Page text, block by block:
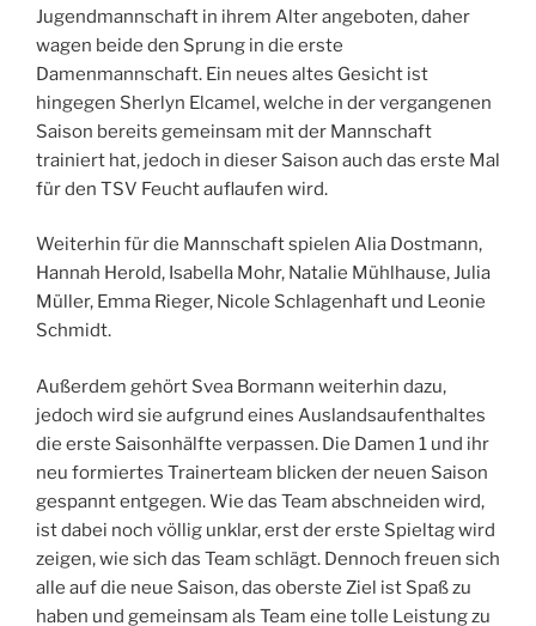
Jugendmannschaft in ihrem Alter angeboten, daher
wagen beide den Sprung in die erste
Damenmannschaft. Ein neues altes Gesicht ist
hingegen Sherlyn Elcamel, welche in der vergangenen
Saison bereits gemeinsam mit der Mannschaft
trainiert hat, jedoch in dieser Saison auch das erste Mal
für den TSV Feucht auflaufen wird.
Weiterhin für die Mannschaft spielen Alia Dostmann,
Hannah Herold, Isabella Mohr, Natalie Mühlhause, Julia
Müller, Emma Rieger, Nicole Schlagenhaft und Leonie
Schmidt.
Außerdem gehört Svea Bormann weiterhin dazu,
jedoch wird sie aufgrund eines Auslandsaufenthaltes
die erste Saisonhälfte verpassen. Die Damen 1 und ihr
neu formiertes Trainerteam blicken der neuen Saison
gespannt entgegen. Wie das Team abschneiden wird,
ist dabei noch völlig unklar, erst der erste Spieltag wird
zeigen, wie sich das Team schlägt. Dennoch freuen sich
alle auf die neue Saison, das oberste Ziel ist Spaß zu
haben und gemeinsam als Team eine tolle Leistung zu